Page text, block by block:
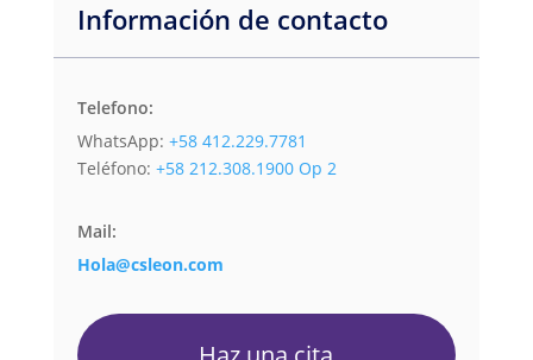
Información de contacto
Telefono:
WhatsApp: +58 412.229.7781
Teléfono: +58 212.308.1900 Op 2
Mail:
Hola@csleon.com